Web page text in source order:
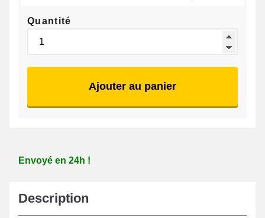
Quantité
Ajouter au panier
Envoyé en 24h !
Description